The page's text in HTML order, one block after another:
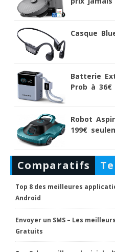
Casque
Batterie
Prob à
Robot
199€
Comparatifs
Top 8 des meilleures
Android
Envoyer un SMS – Les
Gratuits